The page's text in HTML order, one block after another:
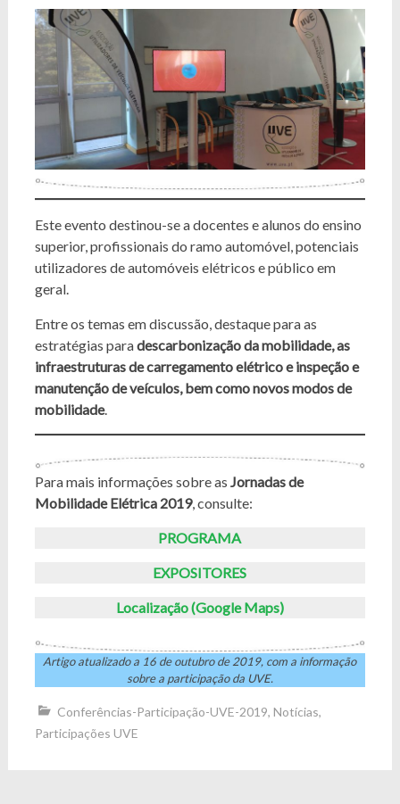
Este evento destinou-se a docentes e alunos do ensino
superior, profissionais do ramo automóvel, potenciais
utilizadores de automóveis elétricos e público em
geral.
Entre os temas em discussão, destaque para as
estratégias paradescarbonização da mobilidade, as
infraestruturas de carregamento elétrico e inspeção e
manutenção de veículos, bem como novos modos de
mobilidade.
Para mais informações sobre as Jornadas de
Mobilidade Elétrica 2019, consulte:
PROGRAMA
EXPOSITORES
Localização (Google Maps)
Artigo atualizado a 16 de outubro de 2019, com a informação
sobre a participação da UVE.
Conferências-Participação-UVE-2019, Notícias,
Participações UVE